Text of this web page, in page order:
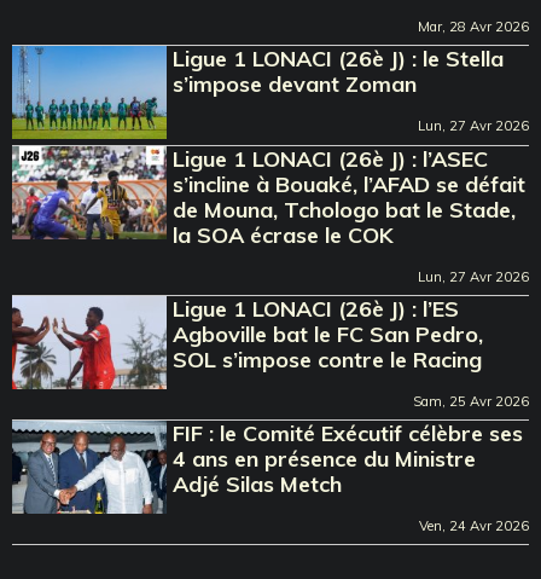
Mar, 28 Avr 2026
Ligue 1 LONACI (26è J) : le Stella
s’impose devant Zoman
Lun, 27 Avr 2026
Ligue 1 LONACI (26è J) : l’ASEC
s’incline à Bouaké, l’AFAD se défait
de Mouna, Tchologo bat le Stade,
la SOA écrase le COK
Lun, 27 Avr 2026
Ligue 1 LONACI (26è J) : l’ES
Agboville bat le FC San Pedro,
SOL s’impose contre le Racing
Sam, 25 Avr 2026
FIF : le Comité Exécutif célèbre ses
4 ans en présence du Ministre
Adjé Silas Metch
Ven, 24 Avr 2026